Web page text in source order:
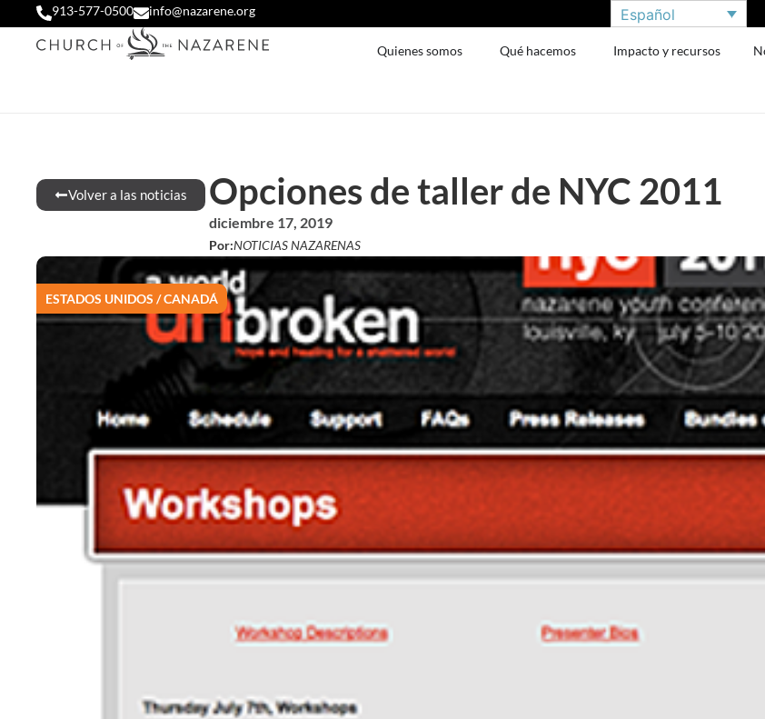
913-577-0500 info@nazarene.org Español
Quienes somos Qué hacemos Impacto y recursos
Volver a las noticias Opciones de taller de NYC 2011
diciembre 17, 2019
Por:NOTICIAS NAZARENAS
ESTADOS UNIDOS / CANADÁ